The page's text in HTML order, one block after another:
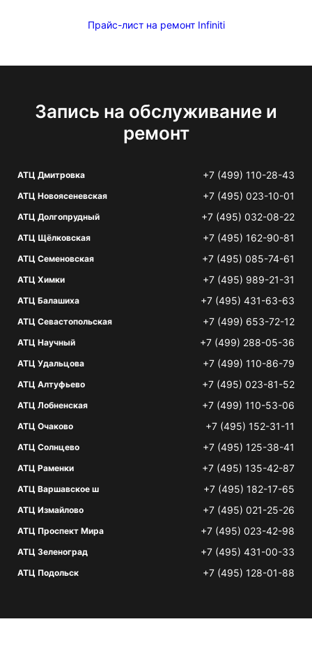
Прайс-лист на ремонт Infiniti
Запись на обслуживание и
ремонт
АТЦ Дмитровка +7 (499) 110-28-43
АТЦ Новоясеневская +7 (495) 023-10-01
АТЦ Долгопрудный +7 (495) 032-08-22
АТЦ Щёлковская +7 (495) 162-90-81
АТЦ Семеновская +7 (495) 085-74-61
АТЦ Химки +7 (495) 989-21-31
АТЦ Балашиха +7 (495) 431-63-63
АТЦ Севастопольская +7 (499) 653-72-12
АТЦ Научный +7 (499) 288-05-36
АТЦ Удальцова +7 (499) 110-86-79
АТЦ Алтуфьево +7 (495) 023-81-52
АТЦ Лобненская +7 (499) 110-53-06
АТЦ Очаково +7 (495) 152-31-11
АТЦ Солнцево +7 (495) 125-38-41
АТЦ Раменки +7 (495) 135-42-87
АТЦ Варшавское ш +7 (495) 182-17-65
АТЦ Измайлово +7 (495) 021-25-26
АТЦ Проспект Мира +7 (495) 023-42-98
АТЦ Зеленоград +7 (495) 431-00-33
АТЦ Подольск +7 (495) 128-01-88